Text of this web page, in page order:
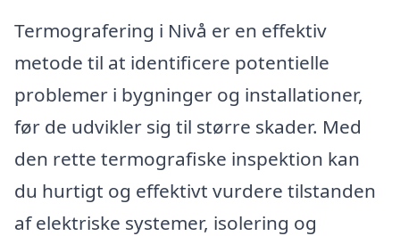
Termografering i Nivå er en effektiv
metode til at identificere potentielle
problemer i bygninger og installationer,
før de udvikler sig til større skader. Med
den rette termografiske inspektion kan
du hurtigt og effektivt vurdere tilstanden
af elektriske systemer, isolering og